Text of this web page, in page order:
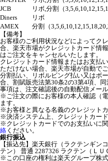
JCB
リボ,分割（
Diners
リボ
AMEX
分割（
【備考】
お客様のご利用状況などによってク
合、楽天市場がクレジットカード情
はご注文をキャンセルいたします。
クレジットカード情報またはお支払
ただけない場合、楽天市場が自動で
分割払い、リボルビング払い又はボ
合、割賦販売法第30条2の3第4項、
事項は、注文確認後の自動配信メー
※ご注文の際にお客様の本人確認（
ます。
※お客様と異なる名義のクレジット
※決済システム上、クレジットカー
※クレジットカードでのお支払いに
絡 ください。
銀行振込
【振込先】楽天銀行（ラクテンギン
テン） 普通 2287326 ラクテン（ＬＵ
※この口座の権利は楽天グループ株